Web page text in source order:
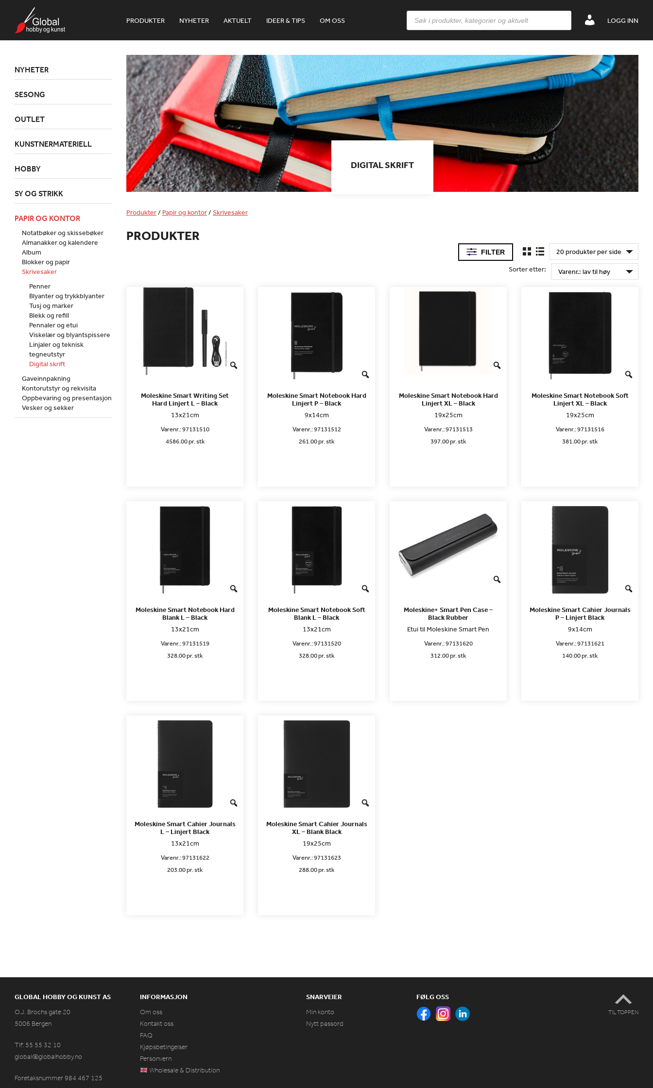
PRODUKTER NYHETER AKTUELT IDEER & TIPS OM OSS LOGG INN
Products
search
DIGITAL SKRIFT
Produkter/ Papir og kontor/Skrivesaker
PRODUKTER
FILTER
Sorter etter:
Moleskine Smart Writing Set
Hard Linjert L – Black
13x21cm
Varenr.:97131510
4586.00 pr. stk
Moleskine Smart Notebook Hard
Linjert P – Black
9x14cm
Varenr.:97131512
261.00 pr. stk
Moleskine Smart Notebook Hard
Linjert XL – Black
19x25cm
Varenr.:97131513
397.00 pr. stk
Moleskine Smart Notebook Soft
Linjert XL – Black
19x25cm
Varenr.:97131516
381.00 pr. stk
Moleskine Smart Notebook Hard
Blank L – Black
13x21cm
Varenr.:97131519
328.00 pr. stk
Moleskine Smart Notebook Soft
Blank L – Black
13x21cm
Varenr.:97131520
328.00 pr. stk
Moleskine+ Smart Pen Case –
Black Rubber
Etui til Moleskine Smart Pen
Varenr.:97131620
312.00 pr. stk
Moleskine Smart Cahier Journals
P – Linjert Black
9x14cm
Varenr.:97131621
140.00 pr. stk
Moleskine Smart Cahier Journals
L – Linjert Black
13x21cm
Varenr.:97131622
203.00 pr. stk
Moleskine Smart Cahier Journals
XL – Blank Black
19x25cm
Varenr.:97131623
288.00 pr. stk
NYHETER
SESONG
OUTLET
KUNSTNERMATERIELL
HOBBY
SY OG STRIKK
PAPIR OG KONTOR
Notatbøker og skissebøker
Almanakker og kalendere
Album
Blokker og papir
Skrivesaker
Penner
Blyanter og trykkblyanter
Tusj og marker
Blekk og refill
Pennaler og etui
Viskelær og blyantspissere
Linjaler og teknisk
tegneutstyr
Digital skrift
Gaveinnpakning
Kontorutstyr og rekvisita
Oppbevaring og presentasjon
Vesker og sekker
GLOBAL HOBBY OG KUNST AS
O.J. Brochs gate 20
5006 Bergen
Tlf: 55 55 32 10
global@globalhobby.no
Foretaksnummer 984 467 125
INFORMASJON
Om oss
Kontakt oss
FAQ
Kjøpsbetingelser
Personvern
Wholesale & Distribution
SNARVEIER
Min konto
Nytt passord
FØLG OSS
TIL TOPPEN